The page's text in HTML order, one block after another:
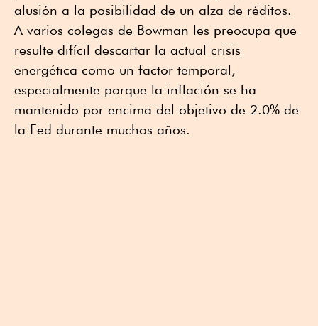
alusión a la posibilidad de un alza de réditos.
A varios colegas de Bowman les preocupa que
resulte difícil descartar la actual crisis
energética como un factor temporal,
especialmente porque la inflación se ha
mantenido por encima del objetivo de 2.0% de
la Fed durante muchos años.